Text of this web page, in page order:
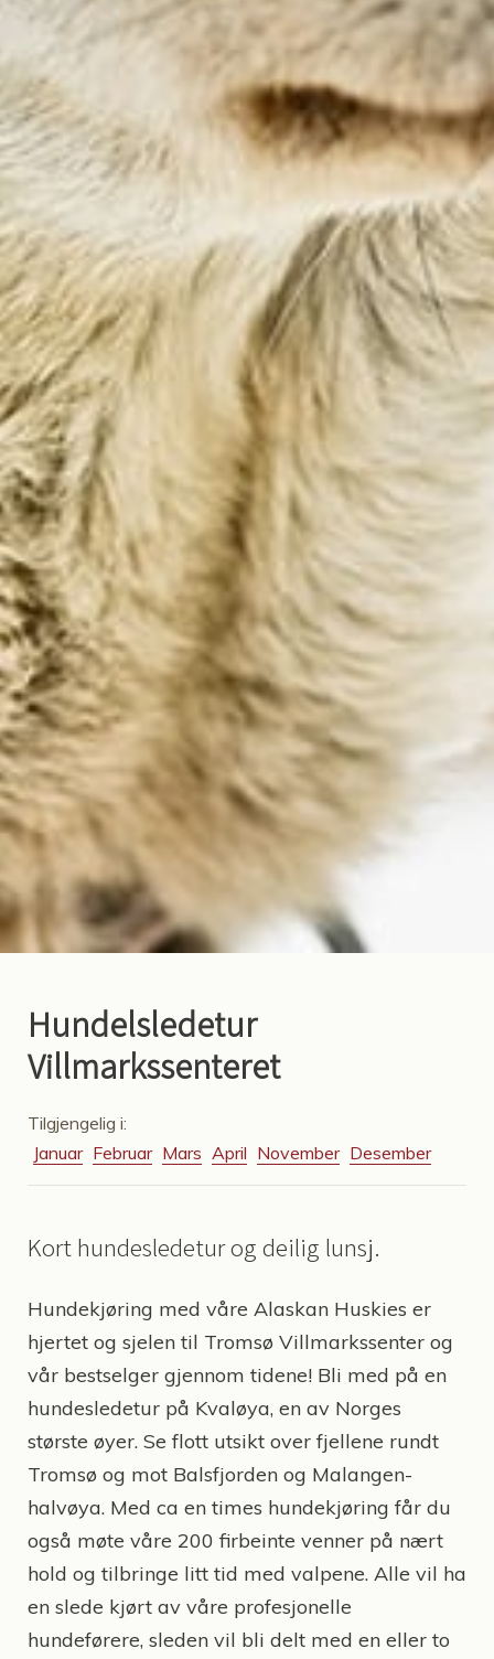
Hundelsledetur
Villmarkssenteret
Tilgjengelig i:
Januar Februar Mars April November Desember
Kort hundesledetur og deilig lunsj.
Hundekjøring med våre Alaskan Huskies er
hjertet og sjelen til Tromsø Villmarkssenter og
vår bestselger gjennom tidene! Bli med på en
hundesledetur på Kvaløya, en av Norges
største øyer. Se flott utsikt over fjellene rundt
Tromsø og mot Balsfjorden og Malangen-
halvøya. Med ca en times hundekjøring får du
også møte våre 200 firbeinte venner på nært
hold og tilbringe litt tid med valpene. Alle vil ha
en slede kjørt av våre profesjonelle
hundeførere, sleden vil bli delt med en eller to